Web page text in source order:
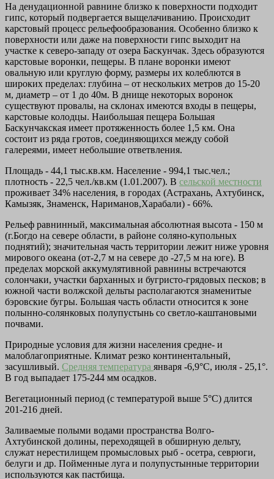
На денудационной равнине близко к поверхности подходит
гипс, который подвергается выщелачиванию. Происходит
карстовый процесс рельефообразования. Особенно близко к
поверхности или даже на поверхности гипс выходит на
участке к северо-западу от озера Баскунчак. Здесь образуются
карстовые воронки, пещеры. В плане воронки имеют
овальную или круглую форму, размеры их колеблются в
широких пределах: глубина – от нескольких метров до 15-20
м, диаметр – от 1 до 40м. В днище некоторых воронок
существуют провалы, на склонах имеются входы в пещеры,
карстовые колодцы. Наибольшая пещера Большая
Баскунчакская имеет протяженность более 1,5 км. Она
состоит из ряда гротов, соединяющихся между собой
галереями, имеет небольшие ответвления.
Площадь - 44,1 тыс.кв.км. Население - 994,1 тыс.чел.;
плотность - 22,5 чел./кв.км (1.01.2007). В сельской местности
проживает 34% населения, в городах (Астрахань, Ахтубинск,
Камызяк, Знаменск, Нариманов,Харабали) - 66%.
Рельеф равнинный, максимальная абсолютная высота - 150 м
(г.Богдо на севере области, в районе соляно-купольных
поднятий); значительная часть территории лежит ниже уровня
мирового океана (от-2,7 м на севере до -27,5 м на юге). В
пределах морской аккумулятивной равнины встречаются
солончаки, участки барханных и бугристо-грядовых песков; в
южной части волжской дельты располагаются знаменитые
бэровские бугры. Большая часть области относится к зоне
полынно-солянковых полупустынь со светло-каштановыми
почвами.
Природные условия для жизни населения средне- и
малоблагоприятные. Климат резко континентальный,
засушливый. Средняя температура января -6,9°С, июля - 25,1°.
В год выпадает 175-244 мм осадков.
Вегетационный период (с температурой выше 5°С) длится
201-216 дней.
Заливаемые полыми водами пространства Волго-
Ахтубинской долины, переходящей в обширную дельту,
служат нерестилищем промысловых рыб - осетра, севрюги,
белуги и др. Пойменные луга и полупустынные территории
используются как пастбища.